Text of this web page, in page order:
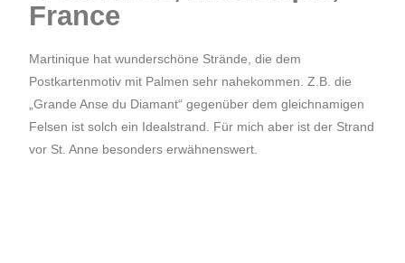
France
Martinique hat wunderschöne Strände, die dem
Postkartenmotiv mit Palmen sehr nahekommen. Z.B. die
„Grande Anse du Diamant“ gegenüber dem gleichnamigen
Felsen ist solch ein Idealstrand. Für mich aber ist der Strand
vor St. Anne besonders erwähnenswert.